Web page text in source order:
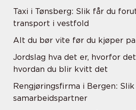
Taxi i Tønsberg: Slik får du
transport i vestfold
Alt du bør vite før du kjøper
Jordslag hva det er, hvorfor
hvordan du blir kvitt det
Rengjøringsfirma i Bergen:
samarbeidspartner